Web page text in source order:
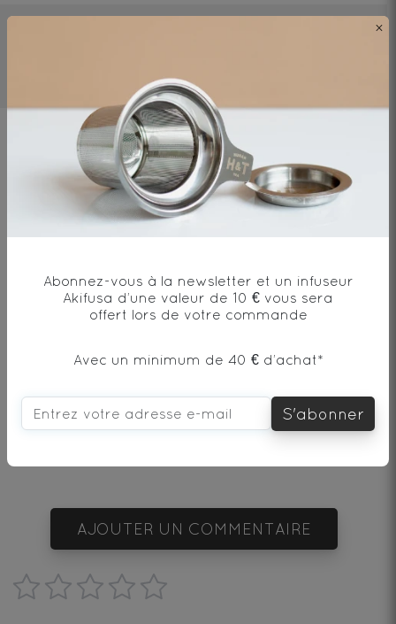
75°C
Ingrédients
Thé vert* - Origine Laos
* produit issu de l'agriculture biologique
AJOUTER UN COMMENTAIRE
×
Abonnez-vous à la newsletter et un infuseur
Akifusa d’une valeur de 10 € vous sera
offert lors de votre commande
Avec un minimum de 40 € d’achat*
S'abonner